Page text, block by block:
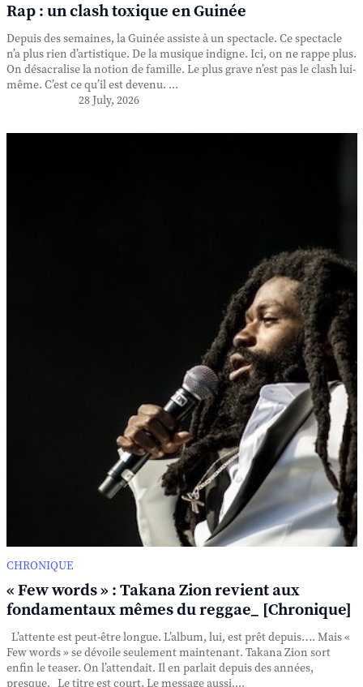
Rap : un clash toxique en Guinée
Depuis des semaines, la Guinée assiste à un spectacle. Ce spectacle
n’a plus rien d’artistique. De la musique indigne. Ici, on ne rappe plus.
On désacralise la notion de famille. Le plus grave n’est pas le clash lui-
même. C’est ce qu’il est devenu. ...
28 July, 2026
CHRONIQUE
« Few words » : Takana Zion revient aux
fondamentaux mêmes du reggae_ [Chronique]
L’attente est peut-être longue. L’album, lui, est prêt depuis…. Mais «
Few words » se dévoile seulement maintenant. Takana Zion sort
enfin le teaser. On l’attendait. Il en parlait depuis des années,
presque. Le titre est court. Le message aussi....